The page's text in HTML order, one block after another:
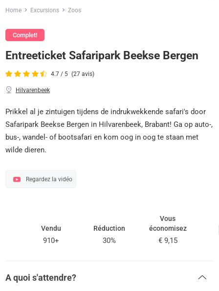
Home Excursions Zoos
Complet!
Entreeticket Safaripark Beekse Bergen
4.7 / 5 (27 avis)
Hilvarenbeek
Prikkel al je zintuigen tijdens de indrukwekkende safari's door
Safaripark Beekse Bergen in Hilvarenbeek, Brabant! Ga op auto-,
bus-, wandel- of bootsafari en kom oog in oog te staan met
wilde dieren.
Regardez la vidéo
Vendu
910+
Réduction
30%
Vous
économisez
€ 9,15
A quoi s'attendre?